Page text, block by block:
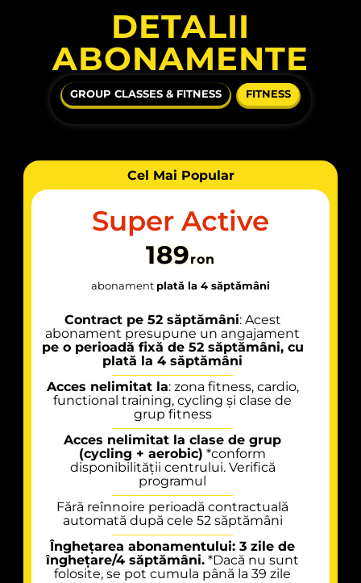
DETALII
ABONAMENTE
GROUP CLASSES & FITNESS FITNESS
Cel Mai Popular
Super Active
189ron
abonament plată la 4 săptămâni
Contract pe 52 săptămâni: Acest
abonament presupune un angajament
pe o perioadă fixă de 52 săptămâni, cu
plată la 4 săptămâni
Acces nelimitat la: zona fitness, cardio,
functional training, cycling și clase de
grup fitness
Acces nelimitat la clase de grup
(cycling + aerobic) *conform
disponibilității centrului. Verifică
programul
Fără reînnoire perioadă contractuală
automată după cele 52 săptămâni
Înghețarea abonamentului: 3 zile de
înghețare/4 săptămâni. *Dacă nu sunt
folosite, se pot cumula până la 39 zile